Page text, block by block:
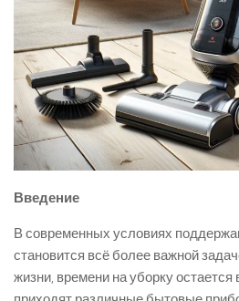
Введение
В современных условиях
становится всё более важной
жизни, времени на уборку